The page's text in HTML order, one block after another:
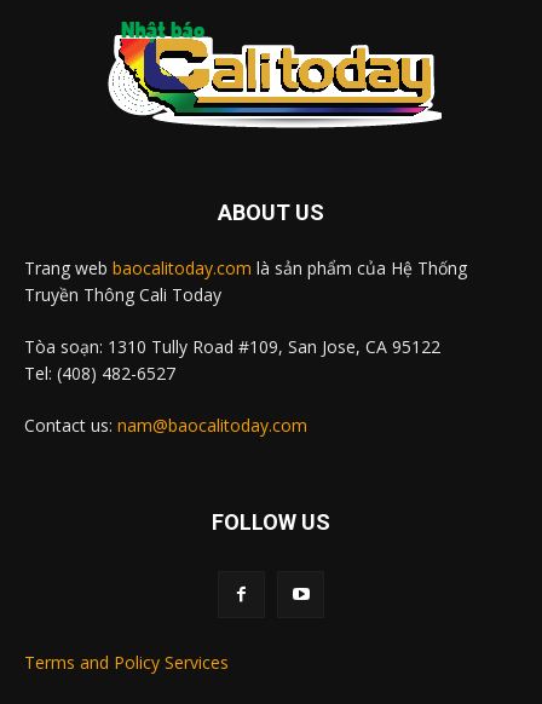
ABOUT US
Trang web baocalitoday.com là sản phẩm của Hệ Thống
Truyền Thông Cali Today
Tòa soạn: 1310 Tully Road #109, San Jose, CA 95122
Tel: (408) 482-6527
Contact us: nam@baocalitoday.com
FOLLOW US
Terms and Policy Services